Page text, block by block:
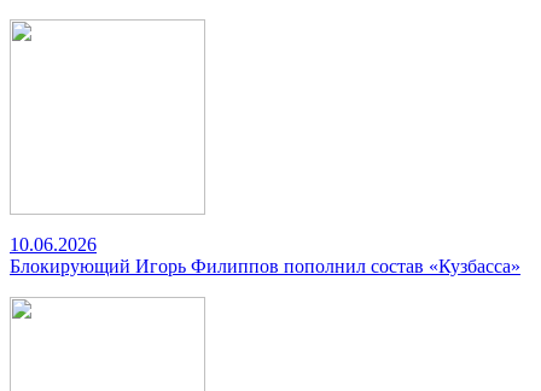
10.06.2026
Блокирующий Игорь Филиппов пополнил состав «Кузбасса»